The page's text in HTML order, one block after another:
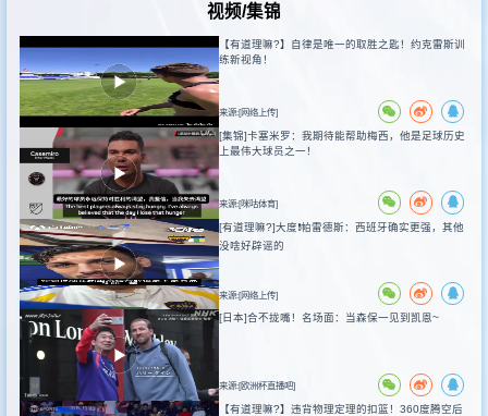
视频/集锦
【有道理嘛?】自律是唯一的取胜之匙！约克雷斯训
练新视角！
来源:[网络上传]
[集锦]卡塞米罗：我期待能帮助梅西，他是足球历史
上最伟大球员之一！
来源:[咪咕体育]
[有道理嘛?]大度❗️帕雷德斯：西班牙确实更强，其他
没啥好辟谣的
来源:[网络上传]
[日本]合不拢嘴！名场面：当森保一见到凯恩~
来源:[欧洲杯直播吧]
【有道理嘛?】违背物理定理的扣篮！360度腾空后